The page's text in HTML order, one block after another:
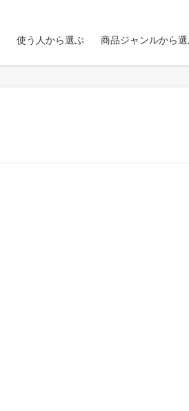
使う人から選ぶ 商品ジャンルから選